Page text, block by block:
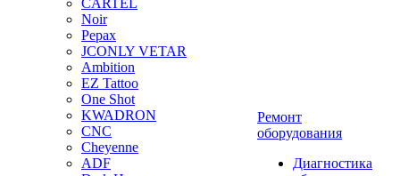
CARTEL
Noir
Pepax
JCONLY VETAR
Ambition
EZ Tattoo
One Shot
KWADRON
CNC
Cheyenne
ADF
Ремонт
оборудования
Диагностика